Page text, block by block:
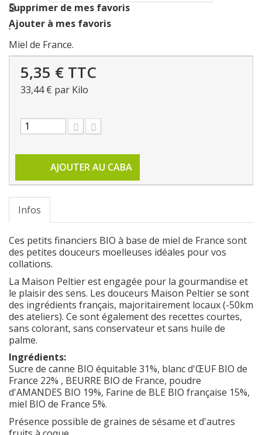
Supprimer de mes favoris
Ajouter à mes favoris
Miel de France.
5,35 € TTC
33,44 € par Kilo
AJOUTER AU CABA
Infos
Ces petits financiers BIO à base de miel de France sont
des petites douceurs moelleuses idéales pour vos
collations.
La Maison Peltier est engagée pour la gourmandise et
le plaisir des sens. Les douceurs Maison Peltier se sont
des ingrédients français, majoritairement locaux (-50km
des ateliers). Ce sont également des recettes courtes,
sans colorant, sans conservateur et sans huile de
palme.
Ingrédients:
Sucre de canne BIO équitable 31%, blanc d'ŒUF BIO de
France 22% , BEURRE BIO de France, poudre
d'AMANDES BIO 19%, Farine de BLE BIO française 15%,
miel BIO de France 5%.
Présence possible de graines de sésame et d'autres